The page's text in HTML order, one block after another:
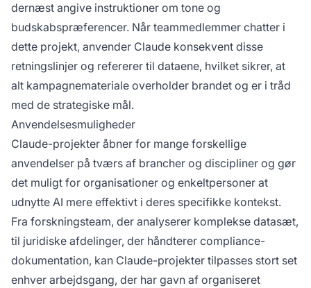
dernæst angive instruktioner om tone og
budskabspræferencer. Når teammedlemmer chatter i
dette projekt, anvender Claude konsekvent disse
retningslinjer og refererer til dataene, hvilket sikrer, at
alt kampagnemateriale overholder brandet og er i tråd
med de strategiske mål.
Anvendelsesmuligheder
Claude-projekter åbner for mange forskellige
anvendelser på tværs af brancher og discipliner og gør
det muligt for organisationer og enkeltpersoner at
udnytte AI mere effektivt i deres specifikke kontekst.
Fra forskningsteam, der analyserer komplekse datasæt,
til juridiske afdelinger, der håndterer compliance-
dokumentation, kan Claude-projekter tilpasses stort set
enhver arbejdsgang, der har gavn af organiseret